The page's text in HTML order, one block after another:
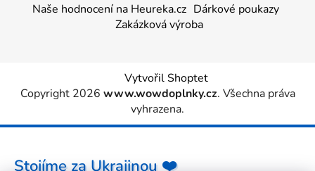
Naše hodnocení na Heureka.cz Dárkové poukazy
Zakázková výroba
Vytvořil Shoptet
Copyright 2026 www.wowdoplnky.cz. Všechna práva
vyhrazena.
Stojíme za Ukrajinou ❤️